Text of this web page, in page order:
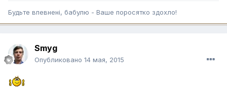
Будьте впевненi, бабулю - Ваше поросятко здохло!
Smyg
Опубликовано 14 мая, 2015